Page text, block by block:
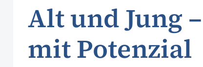
Alt und Jung
mit Potenzial